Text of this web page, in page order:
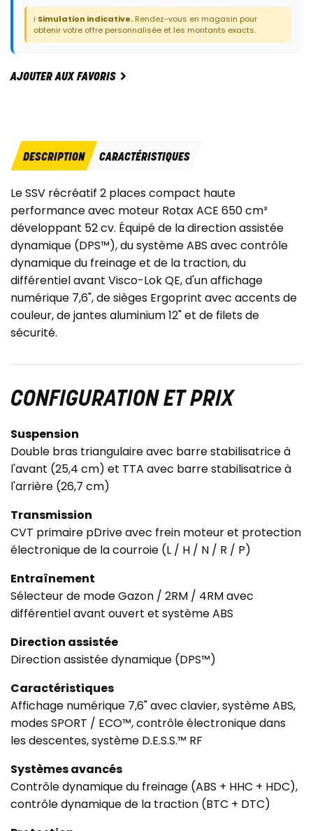
Durée: 60 mois Durée:
59 mois
Dernier paiement: 6 370 €
ℹ️ Simulation indicative. Rendez-vous en magasin pour
obtenir votre offre personnalisée et les montants exacts.
AJOUTER AUX FAVORIS
DESCRIPTION CARACTÉRISTIQUES
Le SSV récréatif 2 places compact haute
performance avec moteur Rotax ACE 650 cm³
développant 52 cv. Équipé de la direction assistée
dynamique (DPS™), du système ABS avec contrôle
dynamique du freinage et de la traction, du
différentiel avant Visco-Lok QE, d'un affichage
numérique 7,6", de sièges Ergoprint avec accents de
couleur, de jantes aluminium 12" et de filets de
sécurité.
CONFIGURATION ET PRIX
Suspension
Double bras triangulaire avec barre stabilisatrice à
l'avant (25,4 cm) et TTA avec barre stabilisatrice à
l'arrière (26,7 cm)
Transmission
CVT primaire pDrive avec frein moteur et protection
électronique de la courroie (L / H / N / R / P)
Entraînement
Sélecteur de mode Gazon / 2RM / 4RM avec
différentiel avant ouvert et système ABS
Direction assistée
Direction assistée dynamique (DPS™)
Caractéristiques
Affichage numérique 7,6" avec clavier, système ABS,
modes SPORT / ECO™, contrôle électronique dans
les descentes, système D.E.S.S.™ RF
Systèmes avancés
Contrôle dynamique du freinage (ABS + HHC + HDC),
contrôle dynamique de la traction (BTC + DTC)